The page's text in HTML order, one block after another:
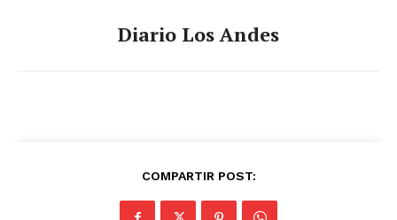
Diario Los Andes
COMPARTIR POST: